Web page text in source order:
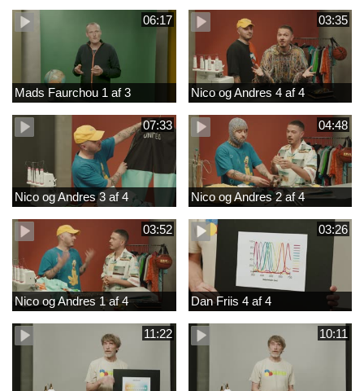
06:17
Mads Faurchou 1 af 3
03:35
Nico og Andres 4 af 4
07:33
Nico og Andres 3 af 4
04:48
Nico og Andres 2 af 4
03:52
Nico og Andres 1 af 4
03:26
Dan Friis 4 af 4
11:22 10:11